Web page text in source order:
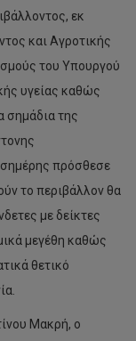
εκ
και Αγροτικής
του Υπουργού
υγείας καθώς
σημάδια της
πρόσθεσε
το περιβάλλον θα
με δείκτες
μεγέθη καθώς
θετικό
Μακρή, ο